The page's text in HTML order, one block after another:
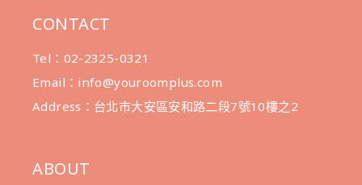
CONTACT
Tel：02-2325-0321
Email：info@youroomplus.com
Address：台北市大安區安和路二段7號10樓之2
ABOUT